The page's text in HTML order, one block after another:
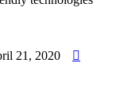
21, 2020